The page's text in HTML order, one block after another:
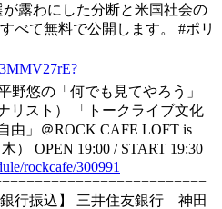
露わにした分断と米国社会の
べて無料で公開します。 #ポリ
野悠の「何でも見てやろう」
リスト） 「トークライブ文化
由」＠ROCK CAFE LOFT is
） OPEN 19:00 / START 19:30
rockcafe/300991
行振込】 三井住友銀行 神田